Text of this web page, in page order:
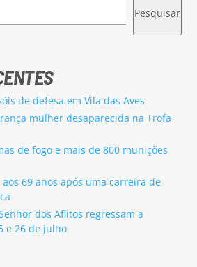
Pesquisar
de defesa em Vila das Aves
mulher desaparecida na Trofa
de fogo e mais de 800 munições
69 anos após uma carreira de
dos Aflitos regressam a
e 26 de julho